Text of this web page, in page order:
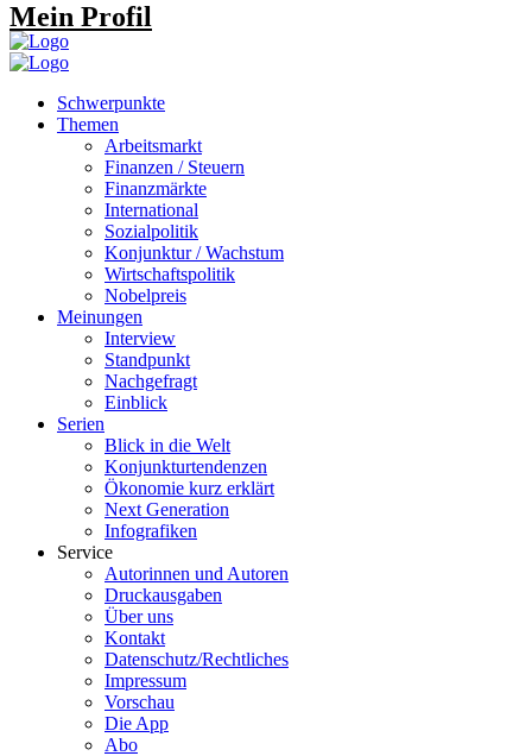
Mein Profil
Schwerpunkte
Themen
Arbeitsmarkt
Finanzen / Steuern
Finanzmärkte
International
Sozialpolitik
Konjunktur / Wachstum
Wirtschaftspolitik
Nobelpreis
Meinungen
Interview
Standpunkt
Nachgefragt
Einblick
Serien
Blick in die Welt
Konjunkturtendenzen
Ökonomie kurz erklärt
Next Generation
Infografiken
Service
Autorinnen und Autoren
Druckausgaben
Über uns
Kontakt
Datenschutz/Rechtliches
Impressum
Vorschau
Die App
Abo